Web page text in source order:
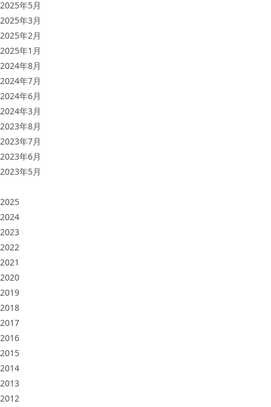
2025年5月
2025年3月
2025年2月
2025年1月
2024年8月
2024年7月
2024年6月
2024年3月
2023年8月
2023年7月
2023年6月
2023年5月
2025
2024
2023
2022
2021
2020
2019
2018
2017
2016
2015
2014
2013
2012